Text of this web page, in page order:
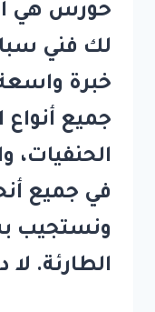
حورس هي
لك فني
خبرة
جميع أنواع
في جميع
ونستجيب
الطارئة. لا